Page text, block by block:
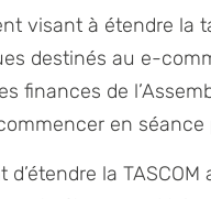
visant à étendre la
destinés au e-
finances de
en séance
la